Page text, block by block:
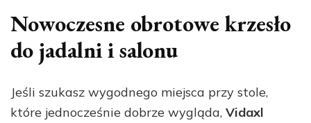
Nowoczesne obrotowe krzesło
do jadalni i salonu
Jeśli szukasz wygodnego miejsca przy stole,
które jednocześnie dobrze wygląda, Vidaxl